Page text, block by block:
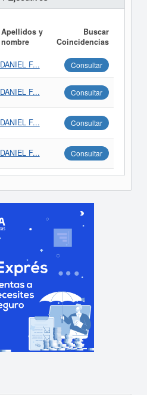
Apellidos y
nombre
Buscar
Coincidencias
DANIEL F... Consultar
DANIEL F... Consultar
DANIEL F... Consultar
DANIEL F... Consultar